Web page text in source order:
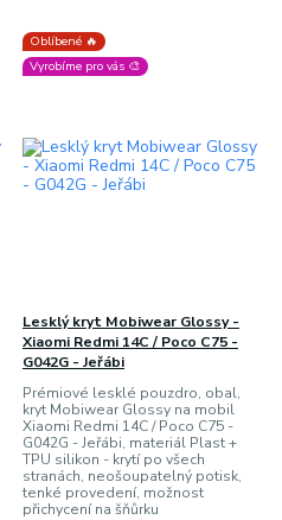
Oblíbené 🔥
Vyrobíme pro vás 🎨
Lesklý kryt Mobiwear Glossy -
Xiaomi Redmi 14C / Poco C75 -
G042G - Jeřábi
Prémiové lesklé pouzdro, obal,
kryt Mobiwear Glossy na mobil
Xiaomi Redmi 14C / Poco C75 -
G042G - Jeřábi, materiál Plast +
TPU silikon - krytí po všech
stranách, neošoupatelný potisk,
tenké provedení, možnost
přichycení na šňůrku